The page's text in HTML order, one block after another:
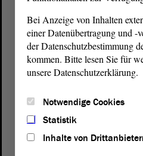
von Sachsen-Anhalt
Domplatz 6–9
39104 Magdeburg
Bei Anzeige von Inhalten
einer Datenübertragung und -
der Datenschutzbestimmung
kommen. Bitte lesen Sie für
unsere Datenschutzerklärung.
Notwendige Cookies
Statistik
Inhalte von